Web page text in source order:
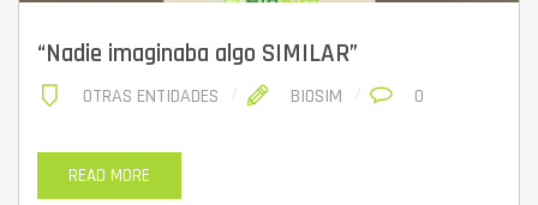
“Nadie imaginaba algo SIMILAR”
OTRAS ENTIDADES BIOSIM 0
READ MORE